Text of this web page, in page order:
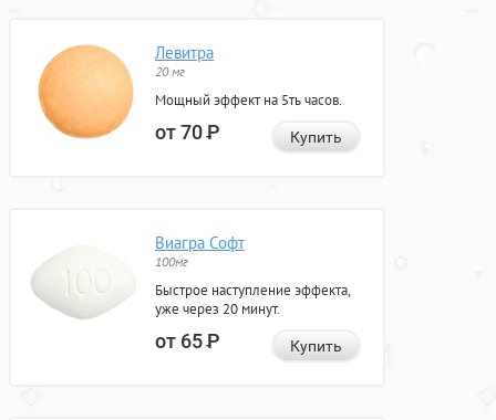
Левитра
20 мг
Мощный эффект на 5ть часов.
от 70Р Купить
Виагра Софт
100мг
Быстрое наступление эффекта,
уже через 20 минут.
от 65Р Купить